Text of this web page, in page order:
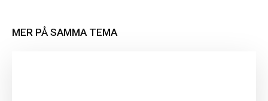
MER PÅ SAMMA TEMA